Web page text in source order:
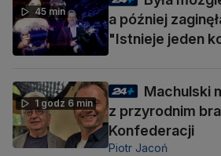
45 min
a później
"Istnieje jeden
1 godz 6 min
Machulski
z przyrodnim
Konfederacji
Piotr Jacoń